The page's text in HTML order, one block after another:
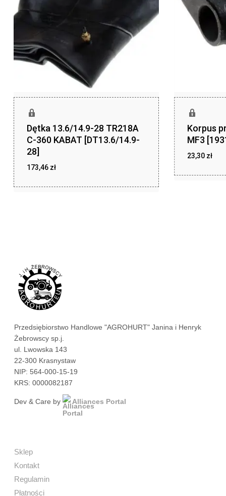
Dętka 13.6/14.9-28 TR218A
C-360 KABAT [DT13.6/14.9-
28]
173,46 zł
Korpus
MF3
23,30 zł
Przedsiębiorstwo Handlowe "AGROHURT" Janina i Henryk
Żebrowscy sp.j.
ul. Lwowska 143
22-300 Krasnystaw
NIP: 564-000-15-19
KRS: 0000082187
Dev & Care by Alliances Portal
Sklep
Kontakt
Regulamin
Płatności